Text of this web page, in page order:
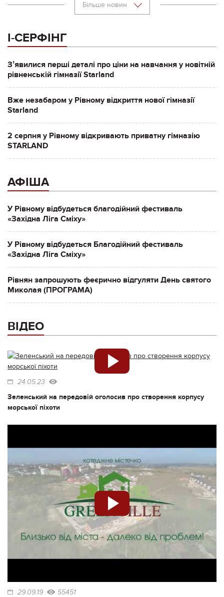
Більше новин
І-СЕРФІНГ
Зʼявилися перші деталі про ціни на навчання у новітній
рівненській гімназії Starland
Вже незабаром у Рівному відкриття нової гімназії
Starland
2 серпня у Рівному відкривають приватну гімназію
STARLAND
АФІША
У Рівному відбудеться благодійний фестиваль
«Західна Ліга Сміху»
У Рівному відбудеться Благодійний фестиваль
«Західна Ліга Сміху»
Рівнян запрошують феєрично відгуляти День святого
Миколая (ПРОГРАМА)
ВІДЕО
24.05.23
Зеленський на передовій оголосив про створення корпусу
морської піхоти
29.09.19 55451